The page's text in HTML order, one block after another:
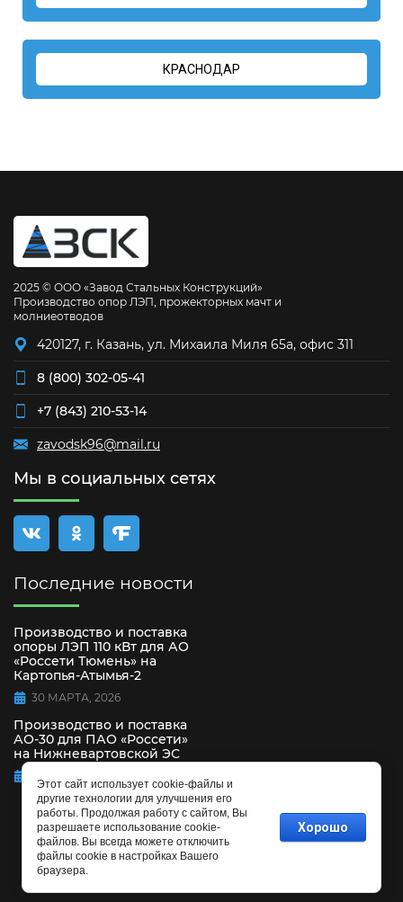
КРАСНОДАР
2025 © ООО «Завод Стальных Конструкций»
Производство опор ЛЭП, прожекторных мачт и
молниеотводов
420127, г. Казань, ул. Михаила Миля 65а, офис 311
8 (800) 302-05-41
+7 (843) 210-53-14
zavodsk96@mail.ru
Мы в социальных сетях
Последние новости
Производство и поставка
опоры ЛЭП 110 кВт для АО
«Россети Тюмень» на
Картопья-Атымья-2
30 МАРТА, 2026
Производство и поставка
АО-30 для ПАО «Россети»
на Нижневартовской ЭС
15 СЕНТЯБРЯ, 2025
Этот сайт использует cookie-файлы и
другие технологии для улучшения его
работы. Продолжая работу с сайтом, Вы
разрешаете использование cookie-
файлов. Вы всегда можете отключить
файлы cookie в настройках Вашего
браузера.
Хорошо